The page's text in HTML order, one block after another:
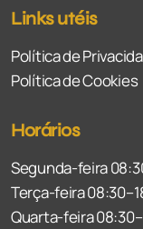
Links utéis
Política de
Política de Cookies
Horários
Segunda-feira
Terça-feira
Quarta-feira